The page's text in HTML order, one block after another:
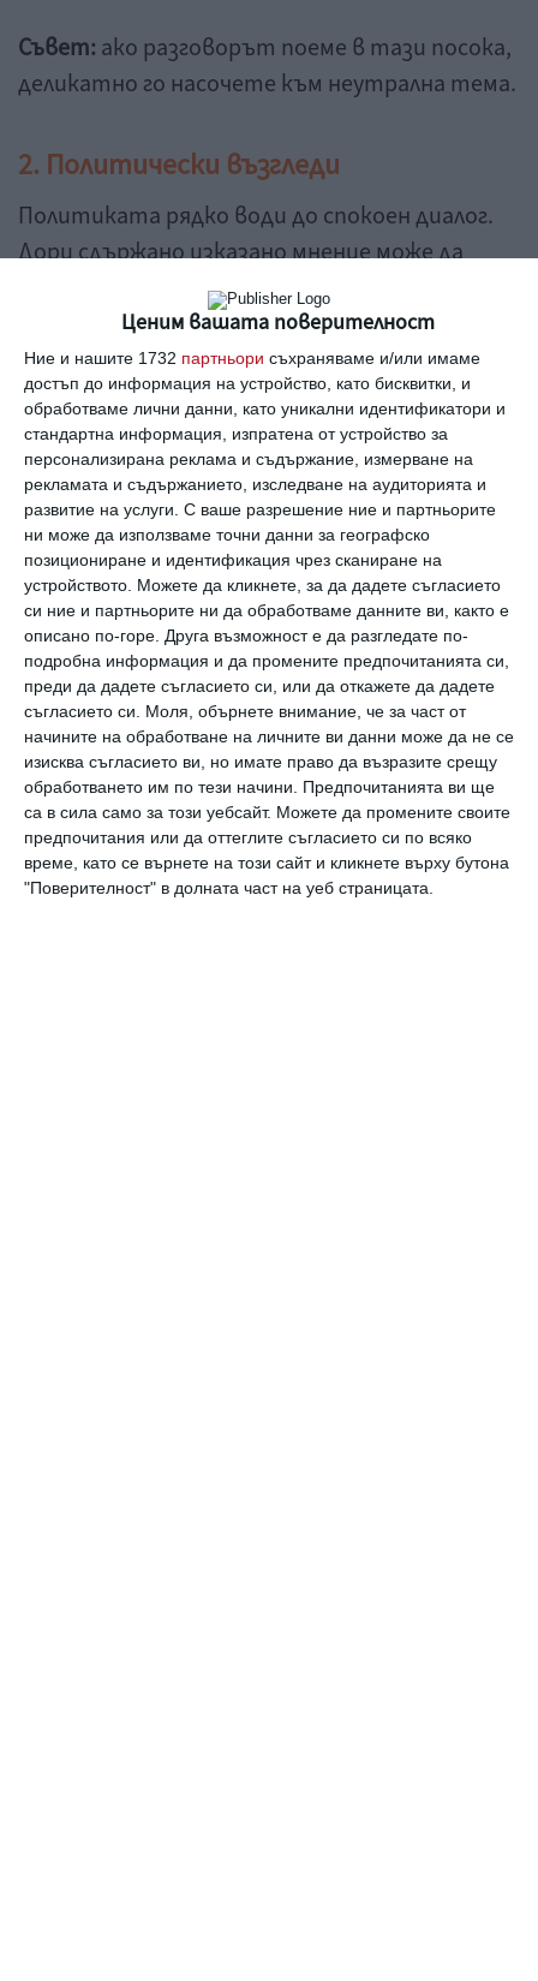
Ценим вашата поверителност
Ние и нашите 1732 партньори съхраняваме и/или имаме
достъп до информация на устройство, като бисквитки, и
обработваме лични данни, като уникални идентификатори и
стандартна информация, изпратена от устройство за
персонализирана реклама и съдържание, измерване на
рекламата и съдържанието, изследване на аудиторията и
развитие на услуги. С ваше разрешение ние и партньорите
ни може да използваме точни данни за географско
позициониране и идентификация чрез сканиране на
устройството. Можете да кликнете, за да дадете съгласието
си ние и партньорите ни да обработваме данните ви, както е
описано по-горе. Друга възможност е да разгледате по-
подробна информация и да промените предпочитанията си,
преди да дадете съгласието си, или да откажете да дадете
съгласието си. Моля, обърнете внимание, че за част от
начините на обработване на личните ви данни може да не се
изисква съгласието ви, но имате право да възразите срещу
обработването им по тези начини. Предпочитанията ви ще
са в сила само за този уебсайт. Можете да промените своите
предпочитания или да оттеглите съгласието си по всяко
време, като се върнете на този сайт и кликнете върху бутона
"Поверителност" в долната част на уеб страницата.
Съвет: ако разговорът поеме в тази посока,
деликатно го насочете към неутрална тема.
2. Политически възгледи
Политиката рядко води до спокоен диалог.
Дори сдържано изказано мнение може да
предизвика напрежение и конфликт, особено
при непознати или в смесена компания.
Подход:ако не сте сигурни, че
събеседниците са отворени за дебат, по-
добре избягвайте политически дискусии.
3. Критика на общи познати
Коментар за някой трети – дори шеговит –
може да се върне като бумеранг. Не знаете
кой с кого е близък, а подобни разговори
подкопават доверието.
Златно правило:не говорете зад гърба на
други хора. Това създава усещане за уважение
и зрялост.